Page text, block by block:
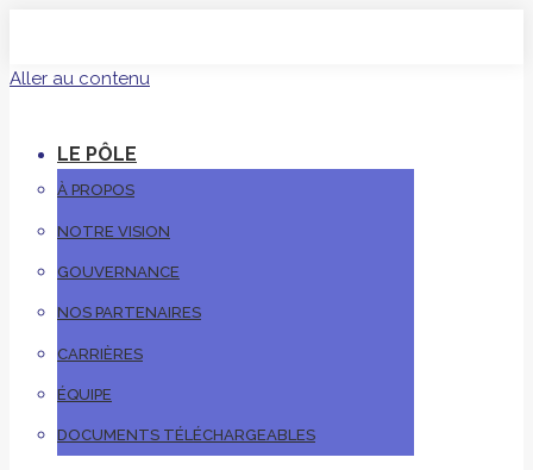
Aller au contenu
LE PÔLE
À PROPOS
NOTRE VISION
GOUVERNANCE
NOS PARTENAIRES
CARRIÈRES
ÉQUIPE
DOCUMENTS TÉLÉCHARGEABLES